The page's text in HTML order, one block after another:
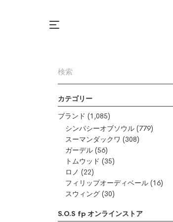
カテゴリー
ブランド (1,085)
シンパシーオブソウル (779)
スーマンダックワ (308)
ガーデル (56)
トムウッド (35)
ロノ (22)
フィリップオーディベール (16)
スウィング (30)
S.O.S fp オンラインストア